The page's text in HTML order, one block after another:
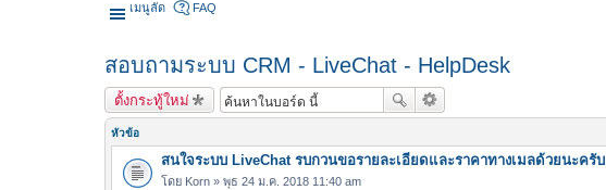
t
)
เมนูลัด FAQ
สอบถามระบบ CRM - LiveChat - HelpDesk
ตั้งกระทู้ใหม่
หัวข้อ
สนใจระบบ LiveChat รบกวนขอรายละเอียดและราคาทางเมลด้วยนะครับ
โดย Korn » พุธ 24 ม.ค. 2018 11:40 am